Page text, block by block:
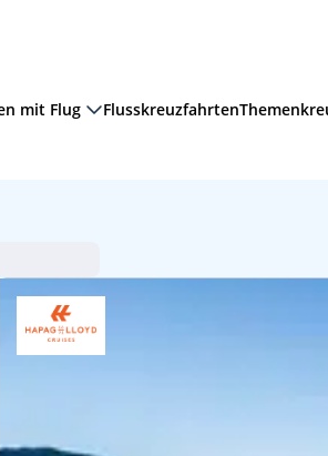
mit Flug Flusskreuzfahrten